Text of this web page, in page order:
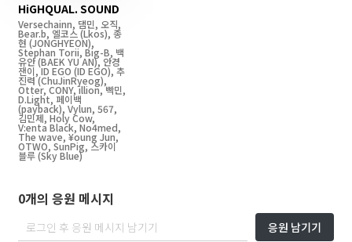
HiGHQUAL. SOUND
Versechainn, 댐민, 오직,
Bear.b, 엘코스(Lkos), 종
현 (JONGHYEON),
Stephan Torii, Big-B, 백
유안(BAEK YU AN), 안경
잰이,ID EGO (ID EGO),추
진력(ChuJinRyeog),
Otter, CONY,illion,빡민,
D.Light, 페이백
(payback), Vylun, 567,
김민제, Holy Cow,
V:enta Black, No4med,
The wave, ¥oung Jun,
OTWO, SunPig, 스카이
블루(Sky Blue)
0개의 응원 메시지
응원 남기기